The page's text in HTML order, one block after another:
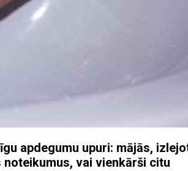
apdegumu upuri: mājās,
vai vienkārši citu